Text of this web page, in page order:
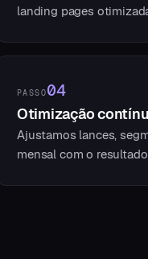
landing pages
PASSO04
Otimização
Ajustamos lances,
mensal com o